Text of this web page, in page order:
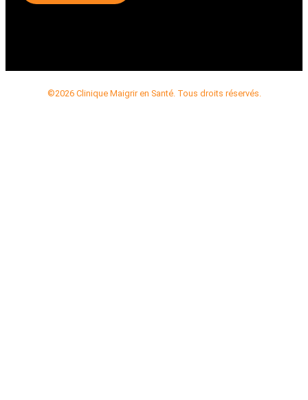
©2026 Clinique Maigrir en Santé. Tous droits réservés.